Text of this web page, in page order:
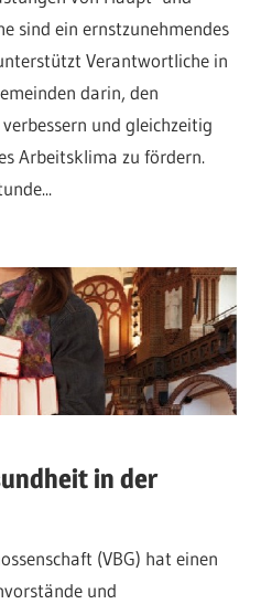
sind ein ernstzunehmendes
Verantwortliche in
darin, den
und gleichzeitig
Arbeitsklima zu fördern.
in der
(VBG) hat einen
und